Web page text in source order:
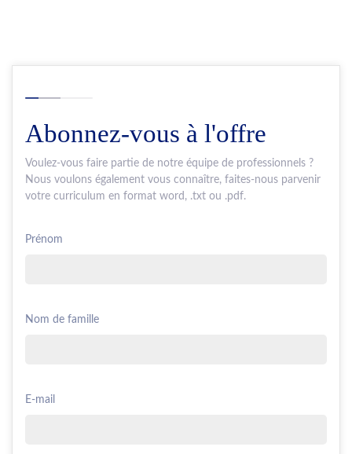
Abonnez-vous à l'offre
Voulez-vous faire partie de notre équipe de professionnels ?
Nous voulons également vous connaître, faites-nous parvenir
votre curriculum en format word, .txt ou .pdf.
Prénom
Nom de famille
E-mail